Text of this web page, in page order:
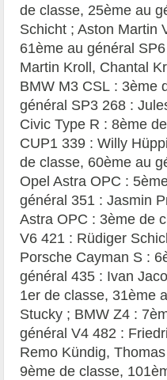
de classe, 25ème au
Schicht ; Aston Martin
61ème au général
Martin Kroll, Chantal
BMW M3 CSL : 3ème
général SP3 268 :
Civic Type R : 8ème
CUP1 339 : Willy
de classe, 60ème au
Opel Astra OPC :
général 351 : Jasmin
Astra OPC : 3ème de
V6 421 : Rüdiger
Porsche Cayman S :
général 435 : Ivan
1er de classe, 31ème
Stucky ; BMW Z4 :
général V4 482 :
Remo Kündig,
9ème de classe,